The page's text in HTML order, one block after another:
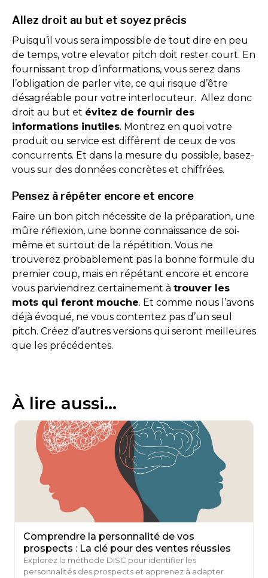
Allez droit au but et soyez précis
Puisqu’il vous sera impossible de tout dire en peu
de temps, votre elevator pitch doit rester court. En
fournissant trop d’informations, vous serez dans
l’obligation de parler vite, ce qui risque d’être
désagréable pour votre interlocuteur. Allez donc
droit au but et évitez de fournir des
informations inutiles. Montrez en quoi votre
produit ou service est différent de ceux de vos
concurrents. Et dans la mesure du possible, basez-
vous sur des données concrètes et chiffrées.
Pensez à répéter encore et encore
Faire un bon pitch nécessite de la préparation, une
mûre réflexion, une bonne connaissance de soi-
même et surtout de la répétition. Vous ne
trouverez probablement pas la bonne formule du
premier coup, mais en répétant encore et encore
vous parviendrez certainement à trouver les
mots qui feront mouche. Et comme nous l’avons
déjà évoqué, ne vous contentez pas d’un seul
pitch. Créez d’autres versions qui seront meilleures
que les précédentes.
À lire aussi...
Comprendre la personnalité de vos
prospects : La clé pour des ventes réussies
Explorez la méthode DISC pour identifier les
personnalités des prospects et apprenez à adapter